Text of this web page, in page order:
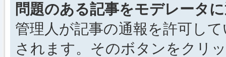
問題のある記事をモデレータ
管理人が記事の通報を許可し
されます。そのボタンをクリ